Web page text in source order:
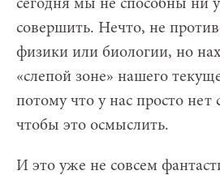
сегодня мы не способны ни
совершить. Нечто, не
физики или биологии, но
«слепой зоне» нашего
потому что у нас просто нет
чтобы это осмыслить.
И это уже не совсем